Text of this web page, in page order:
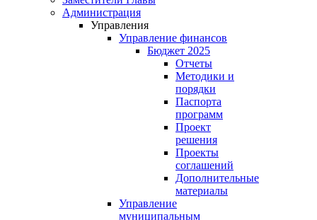
Администрация
Управления
Управление финансов
Бюджет 2025
Отчеты
Методики и
порядки
Паспорта
программ
Проект
решения
Проекты
соглашений
Дополнительные
материалы
Управление
муниципальным